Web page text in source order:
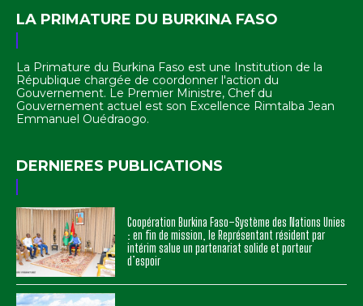
LA PRIMATURE DU BURKINA FASO
La Primature du Burkina Faso est une Institution de la
République chargée de coordonner l'action du
Gouvernement. Le Premier Ministre, Chef du
Gouvernement actuel est son Excellence Rimtalba Jean
Emmanuel Ouédraogo.
DERNIERES PUBLICATIONS
Coopération Burkina Faso–Système des Nations Unies
: en fin de mission, le Représentant résident par
intérim salue un partenariat solide et porteur
d’espoir